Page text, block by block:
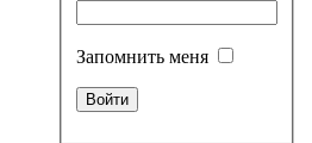
Запомнить меня